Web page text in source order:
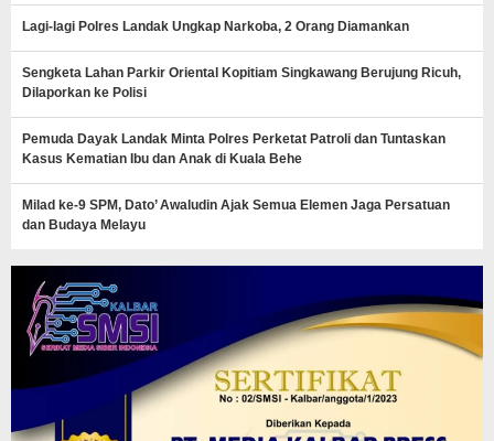
Lagi-lagi Polres Landak Ungkap Narkoba, 2 Orang Diamankan
Sengketa Lahan Parkir Oriental Kopitiam Singkawang Berujung Ricuh,
Dilaporkan ke Polisi
Pemuda Dayak Landak Minta Polres Perketat Patroli dan Tuntaskan
Kasus Kematian Ibu dan Anak di Kuala Behe
Milad ke-9 SPM, Dato’ Awaludin Ajak Semua Elemen Jaga Persatuan
dan Budaya Melayu